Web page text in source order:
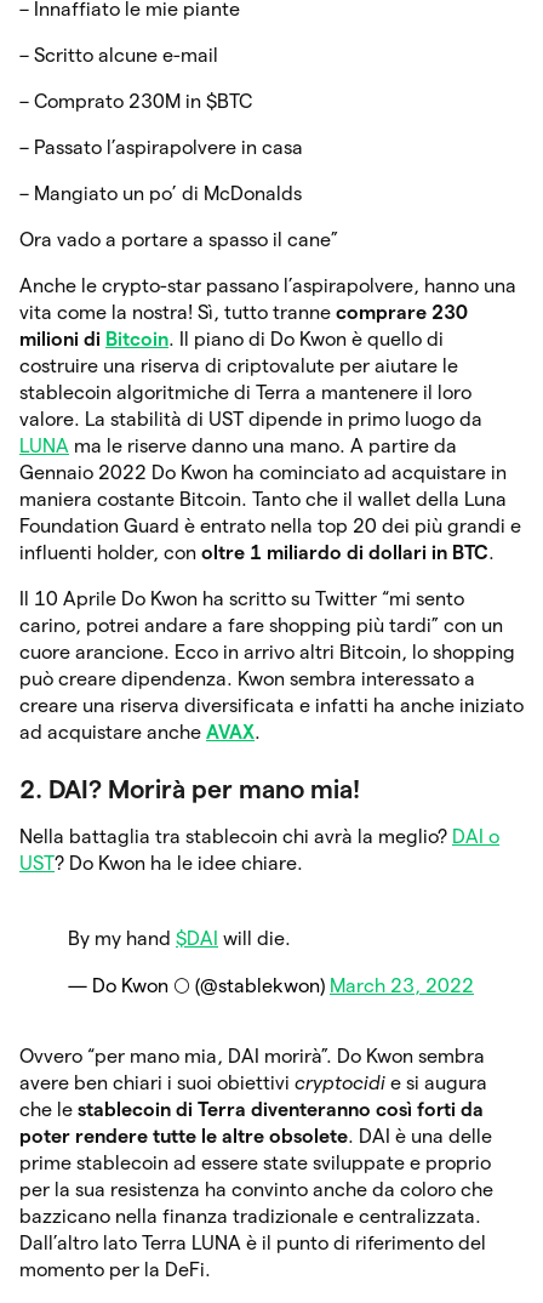
– Innaffiato le mie piante
– Scritto alcune e-mail
– Comprato 230M in $BTC
– Passato l’aspirapolvere in casa
– Mangiato un po’ di McDonalds
Ora vado a portare a spasso il cane”
Anche le crypto-star passano l’aspirapolvere, hanno una
vita come la nostra! Sì, tutto tranne comprare 230
milioni di Bitcoin. Il piano di Do Kwon è quello di
costruire una riserva di criptovalute per aiutare le
stablecoin algoritmiche di Terra a mantenere il loro
valore. La stabilità di UST dipende in primo luogo da
LUNA ma le riserve danno una mano. A partire da
Gennaio 2022 Do Kwon ha cominciato ad acquistare in
maniera costante Bitcoin. Tanto che il wallet della Luna
Foundation Guard è entrato nella top 20 dei più grandi e
influenti holder, con oltre 1 miliardo di dollari in BTC.
Il 10 Aprile Do Kwon ha scritto su Twitter “mi sento
carino, potrei andare a fare shopping più tardi” con un
cuore arancione. Ecco in arrivo altri Bitcoin, lo shopping
può creare dipendenza. Kwon sembra interessato a
creare una riserva diversificata e infatti ha anche iniziato
ad acquistare anche AVAX.
2. DAI? Morirà per mano mia!
Nella battaglia tra stablecoin chi avrà la meglio? DAI o
UST? Do Kwon ha le idee chiare.
By my hand $DAI will die.
— Do Kwon 🌕 (@stablekwon) March 23, 2022
Ovvero “per mano mia, DAI morirà”. Do Kwon sembra
avere ben chiari i suoi obiettivi cryptocidi e si augura
che le stablecoin di Terra diventeranno così forti da
poter rendere tutte le altre obsolete. DAI è una delle
prime stablecoin ad essere state sviluppate e proprio
per la sua resistenza ha convinto anche da coloro che
bazzicano nella finanza tradizionale e centralizzata.
Dall’altro lato Terra LUNA è il punto di riferimento del
momento per la DeFi.